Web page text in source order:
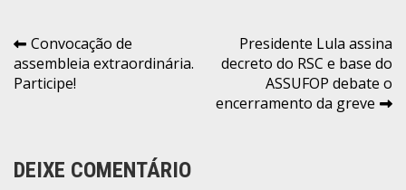
l
Navegação
de
Convocação de
assembleia extraordinária.
Participe!
Presidente Lula assina
decreto do RSC e base do
ASSUFOP debate o
encerramento da greve
DEIXE COMENTÁRIO